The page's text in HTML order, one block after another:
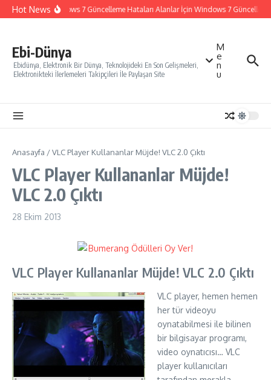
İçeriğe atla
Hot NewsWindows 7 Güncelleme Hataları Alanlar İçin Windows 7
Ebi-Dünya
Ebidünya, Elektronik Bir Dünya, Teknolojideki En Son Gelişmeleri,
Elektronikteki İlerlemeleri Takipçileri İle Paylaşan Site
M
e
n
u
Anasayfa /VLC Player Kullananlar Müjde! VLC 2.0 Çıktı
VLC Player Kullananlar Müjde!
VLC 2.0 Çıktı
28 Ekim 2013
VLC Player Kullananlar Müjde! VLC 2.0 Çıktı
VLC player, hemen hemen
her tür videoyu
oynatabilmesi ile bilinen
bir bilgisayar programı,
video oynatıcısı… VLC
player kullanıcıları